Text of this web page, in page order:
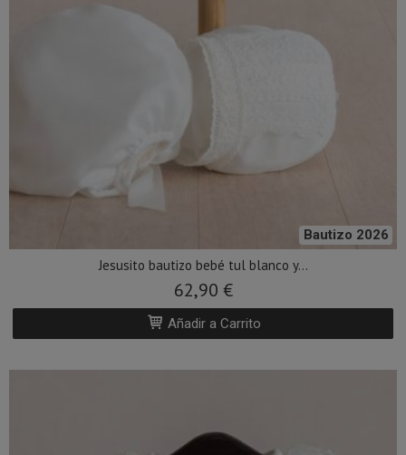
Bautizo 2026
Jesusito bautizo bebé tul blanco y...
62,90 €
Añadir a Carrito